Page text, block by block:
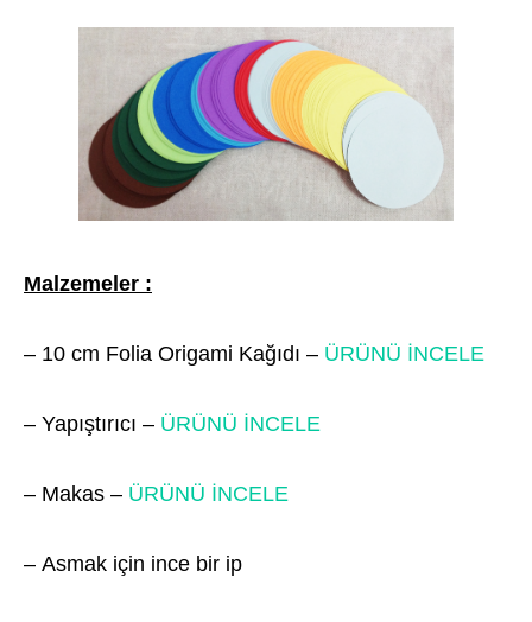
Malzemeler :
– 10 cm Folia Origami Kağıdı – ÜRÜNÜ İNCELE
– Yapıştırıcı – ÜRÜNÜ İNCELE
– Makas – ÜRÜNÜ İNCELE
– Asmak için ince bir ip